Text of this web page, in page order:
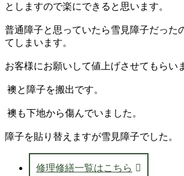
としますので楽にできると思います。
普通障子と思っていたら雪見障子だった
てしまいます。
お客様にお願いして値上げさせてもらい
襖と障子を搬出です。
襖も下地から傷んでいました。
障子を貼り替えますが雪見障子でした。
修理修繕一覧はこちら